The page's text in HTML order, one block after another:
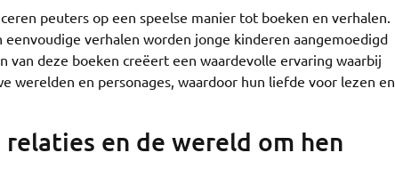
peuters op een speelse manier tot boeken en verhalen.
verhalen worden jonge kinderen aangemoedigd
deze boeken creëert een waardevolle ervaring waarbij
werelden en personages, waardoor hun liefde voor lezen en
en de wereld om hen